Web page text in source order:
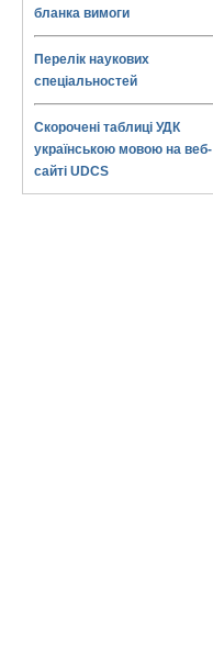
бланка вимоги
Перелік наукових
спеціальностей
Скорочені таблиці УДК
українською мовою на веб-
сайті UDCS